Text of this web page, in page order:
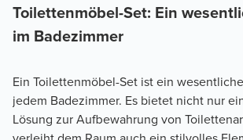
Toilettenmöbel-Set: Ein
im Badezimmer
Ein Toilettenmöbel-Set ist ein
jedem Badezimmer. Es bietet nicht nur
Lösung zur Aufbewahrung von